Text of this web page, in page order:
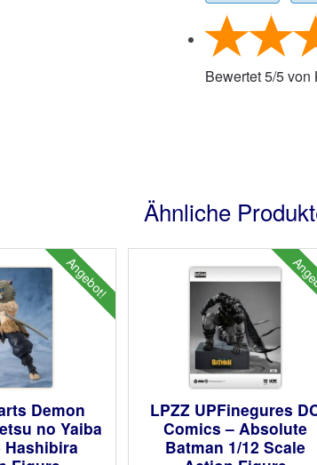
Bewertet5/5von
Ähnliche
Angebot!
Demon
no Yaiba
Hashibira
LPZZ UPFinegures
Comics – Absolute
Batman 1/12 Scale